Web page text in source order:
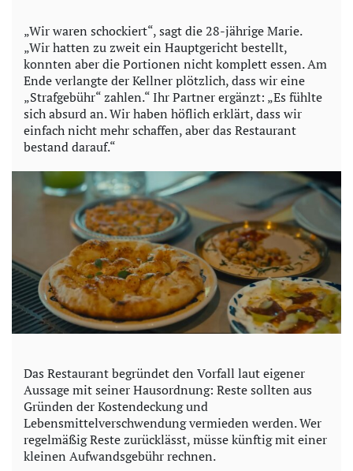
y
V
i
d
o
„Wir waren schockiert“, sagt die 28-jährige Marie.
„Wir hatten zu zweit ein Hauptgericht bestellt,
konnten aber die Portionen nicht komplett essen. Am
Ende verlangte der Kellner plötzlich, dass wir eine
„Strafgebühr“ zahlen.“ Ihr Partner ergänzt: „Es fühlte
sich absurd an. Wir haben höflich erklärt, dass wir
einfach nicht mehr schaffen, aber das Restaurant
bestand darauf.“
Das Restaurant begründet den Vorfall laut eigener
Aussage mit seiner Hausordnung: Reste sollten aus
Gründen der Kostendeckung und
Lebensmittelverschwendung vermieden werden. Wer
regelmäßig Reste zurücklässt, müsse künftig mit einer
kleinen Aufwandsgebühr rechnen.